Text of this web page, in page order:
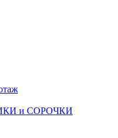
и СОРОЧКИ